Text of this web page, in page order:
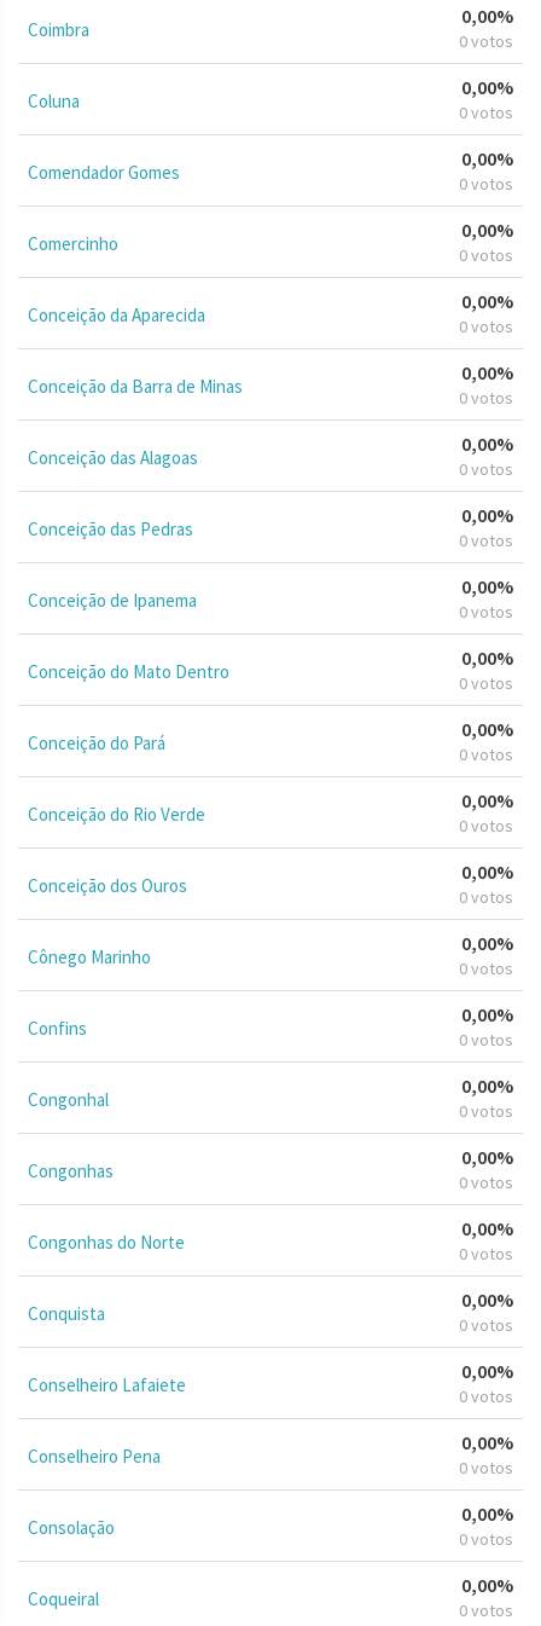
Coimbra
0,00%
0 votos
Coluna
0,00%
0 votos
Comendador Gomes
0,00%
0 votos
Comercinho
0,00%
0 votos
Conceição da Aparecida
0,00%
0 votos
Conceição da Barra de Minas
0,00%
0 votos
Conceição das Alagoas
0,00%
0 votos
Conceição das Pedras
0,00%
0 votos
Conceição de Ipanema
0,00%
0 votos
Conceição do Mato Dentro
0,00%
0 votos
Conceição do Pará
0,00%
0 votos
Conceição do Rio Verde
0,00%
0 votos
Conceição dos Ouros
0,00%
0 votos
Cônego Marinho
0,00%
0 votos
Confins
0,00%
0 votos
Congonhal
0,00%
0 votos
Congonhas
0,00%
0 votos
Congonhas do Norte
0,00%
0 votos
Conquista
0,00%
0 votos
Conselheiro Lafaiete
0,00%
0 votos
Conselheiro Pena
0,00%
0 votos
Consolação
0,00%
0 votos
Coqueiral
0,00%
0 votos